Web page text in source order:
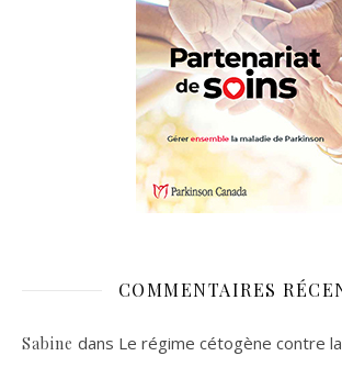
COMMENTAIRES
Sabine dans Le régime cétogène contre